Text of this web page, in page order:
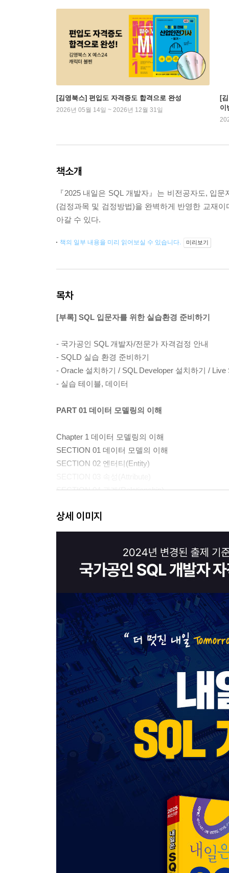
[김영북스] 편입도 자격증도 합격으로 완성
2026년 05월 14일 ~ 2026년 12월 31일
[
이
책소개
『2025 내일은 SQL 개발자』는 비전공자도, 입
(검정과목 및 검정방법)을 완벽하게 반영한 교재
아갈 수 있다.
책의 일부 내용을 미리 읽어보실 수 있습니다. 미리보기
목차
[부록] SQL 입문자를 위한 실습환경 준비하기
- 국가공인 SQL 개발자/전문가 자격검정 안내
- SQLD 실습 환경 준비하기
- Oracle 설치하기 / SQL Developer 설치하기 / Live
- 실습 테이블, 데이터
PART 01 데이터 모델링의 이해
Chapter 1 데이터 모델링의 이해
SECTION 01 데이터 모델의 이해
SECTION 02 엔터티(Entity)
SECTION 04 관계(Relationship)
Chapter 2 데이터 모델과 성능
SECTION 02 관계와 조인의 이해
SECTION 03 모델이 표현하는 트랜잭션의 이해
SECTION 05 본질식별자 vs 인조식별자
출제예상문제
PART 02 SQL 기본 및 활용
Chapter 1 SQL 기본
SECTION 01 관계형 데이터베이스 개요
SECTION 02 DDL(Data Definition Language)
SECTION 03 DML(Data Manipulation Language)
SECTION 04 WHERE 절
SECTION 05 함수
SECTION 06 GROUP BY, HAVING 절
SECTION 07 ORDER BY 절
SECTION 08 DCL(Data Control Language)
SECTION 09 TCL(Transaction Control Language)
SECTION 03 계층형 질의와 셀프조인
상세 이미지